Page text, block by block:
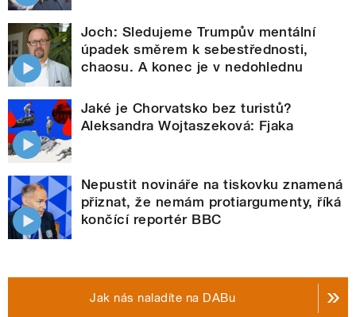
Joch: Sledujeme Trumpův mentální
úpadek směrem k sebestřednosti,
chaosu. A konec je v nedohlednu
Jaké je Chorvatsko bez turistů?
Aleksandra Wojtaszeková: Fjaka
Nepustit novináře na tiskovku znamená
přiznat, že nemám protiargumenty, říká
končící reportér BBC
Jak nás naladíte na DABu